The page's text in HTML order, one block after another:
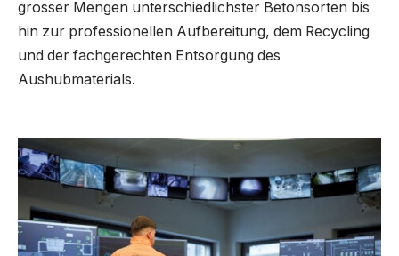
grosser Mengen unterschiedlichster Betonsorten bis
hin zur professionellen Aufbereitung, dem Recycling
und der fachgerechten Entsorgung des
Aushubmaterials.